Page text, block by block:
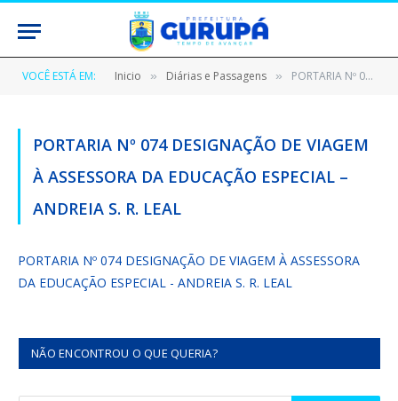
VOCÊ ESTÁ EM: Inicio » Diárias e Passagens » PORTARIA Nº 074 DESIGNAÇÃO DE VIAGEM À ASSESSORA DA EDUCAÇÃO ESPECIAL – ANDREIA S. R. LEAL
PORTARIA Nº 074 DESIGNAÇÃO DE VIAGEM
À ASSESSORA DA EDUCAÇÃO ESPECIAL –
ANDREIA S. R. LEAL
PORTARIA Nº 074 DESIGNAÇÃO DE VIAGEM À ASSESSORA
DA EDUCAÇÃO ESPECIAL - ANDREIA S. R. LEAL
NÃO ENCONTROU O QUE QUERIA?